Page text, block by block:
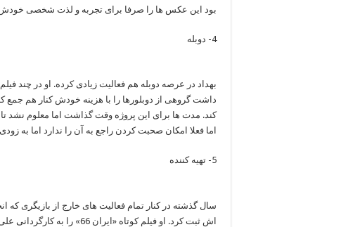
بود این عکس ها را صرفا برای تجربه و لذت شخصی خودش
4- دوبله
بهداد در عرصه دوبله هم فعالیت زیادی کرده. او در چند
داشت گروهی از دوبلورها را با هزینه خودش کنار هم جمع
کند. مدت ها برای این پروژه وقت گذاشت اما معلوم نشد
اما فعلا امکان صحبت کردن راجع به آن را ندارد اما به
5- تهیه کننده
سال گذشته در کنار تمام فعالیت های خارج از بازیگری که
اش ثبت کرد. او فیلم کوتاه